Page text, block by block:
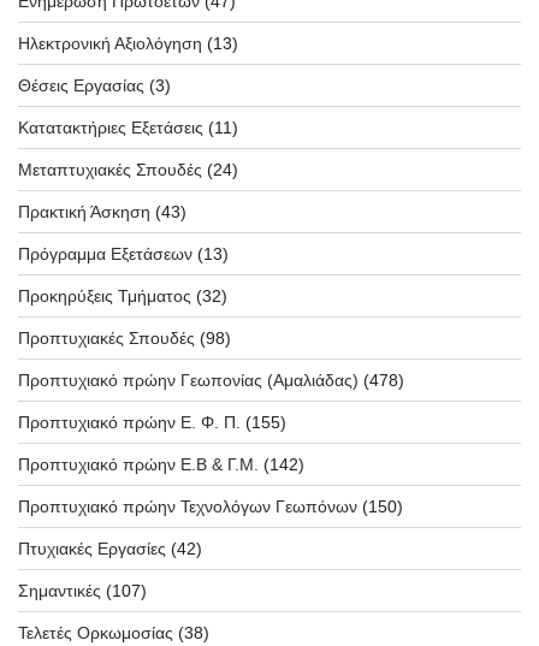
Ηλεκτρονική Αξιολόγηση (13)
Θέσεις Εργασίας (3)
Κατατακτήριες Εξετάσεις (11)
Μεταπτυχιακές Σπουδές (24)
Πρακτική Άσκηση (43)
Πρόγραμμα Εξετάσεων (13)
Προκηρύξεις Τμήματος (32)
Προπτυχιακές Σπουδές (98)
Προπτυχιακό πρώην Γεωπονίας (Αμαλιάδας) (478)
Προπτυχιακό πρώην Ε. Φ. Π. (155)
Προπτυχιακό πρώην Ε.Β & Γ.Μ. (142)
Προπτυχιακό πρώην Τεχνολόγων Γεωπόνων (150)
Πτυχιακές Εργασίες (42)
Σημαντικές (107)
Τελετές Ορκωμοσίας (38)